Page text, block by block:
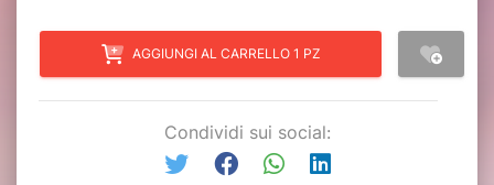
AGGIUNGI AL CARRELLO 1 PZ
Condividi sui social: